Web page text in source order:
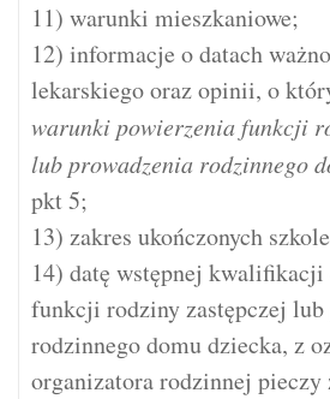
11) warunki mieszkaniowe;
12) informacje o datach
lekarskiego oraz opinii, o
warunki powierzenia funkcji
lub prowadzenia rodzinnego
pkt 5;
13) zakres ukończonych
14) datę wstępnej kwalifikacji
funkcji rodziny zastępczej lub
rodzinnego domu dziecka, z
organizatora rodzinnej pieczy